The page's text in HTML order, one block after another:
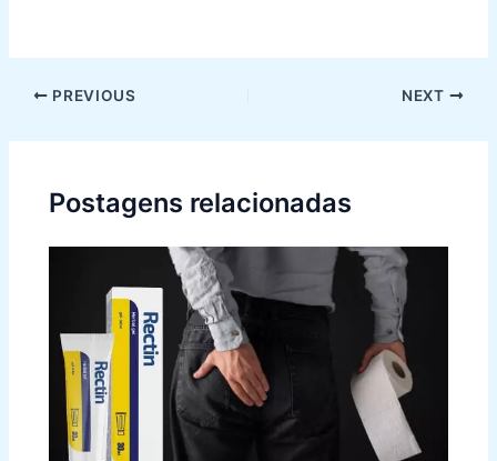
Post
PREVIOUS NEXT
Postagens relacionadas